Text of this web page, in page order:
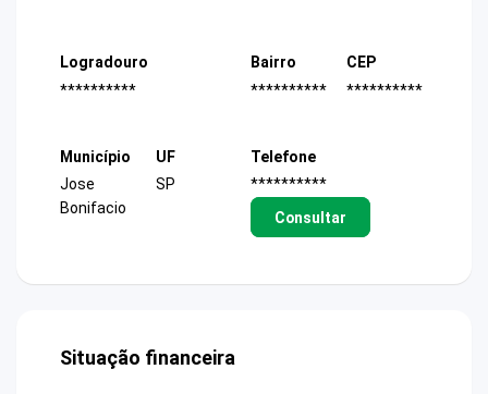
Logradouro
**********
Bairro
**********
CEP
**********
Município
Jose
Bonifacio
UF
SP
Telefone
**********
Consultar
Situação financeira